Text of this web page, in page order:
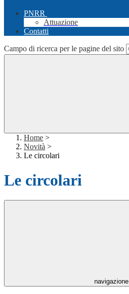
PNRR
Attuazione
Contatti
Campo di ricerca per le pagine del sito
Home >
Novità >
Le circolari
Le circolari
navigazione